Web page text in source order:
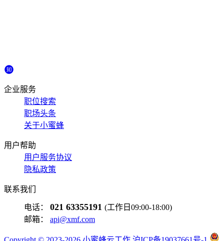
企业服务
职位搜索
职场头条
关于小蜜蜂
用户帮助
用户服务协议
隐私政策
联系我们
电话： 021 63355191 (工作日09:00-18:00)
邮箱： api@xmf.com